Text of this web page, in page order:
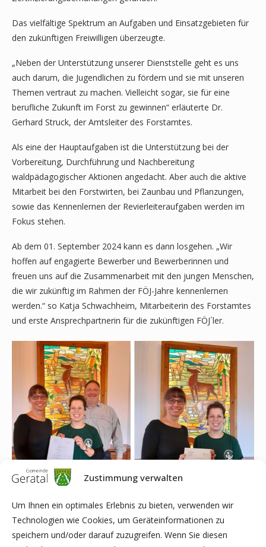
Zustimmung verwalten
Um Ihnen ein optimales Erlebnis zu bieten, verwenden wir
Technologien wie Cookies, um Geräteinformationen zu
speichern und/oder darauf zuzugreifen. Wenn Sie diesen
Das vielfältige Spektrum an Aufgaben und Einsatzgebieten für
den zukünftigen Freiwilligen überzeugte.
„Neben der Unterstützung unserer Dienststelle geht es uns
auch darum, die Jugendlichen zu fördern und sie mit unseren
Themen vertraut zu machen. Vielleicht sogar, sie für eine
berufliche Zukunft im Forst zu gewinnen“ erläuterte Dr.
Gerhard Struck, der Amtsleiter des Forstamtes.
Als eine der Hauptaufgaben ist die Unterstützung bei der
Vorbereitung, Durchführung und Nachbereitung
waldpädagogischer Aktionen angedacht. Aber auch die aktive
Mitarbeit bei den Forstwirten, bei Zaunbau und Pflanzungen,
sowie das Kennenlernen der Revierleiteraufgaben werden im
Fokus stehen.
Ab dem 01. September 2024 kann es dann losgehen. „Wir
hoffen auf engagierte Bewerber und Bewerberinnen und
freuen uns auf die Zusammenarbeit mit den jungen Menschen,
die wir zukünftig im Rahmen der FÖJ-Jahre kennenlernen
werden.“ so Katja Schwachheim, Mitarbeiterin des Forstamtes
und erste Ansprechpartnerin für die zukünftigen FÖJ´ler.
Quelle:
Thüringer Forstamt Finsterbergen